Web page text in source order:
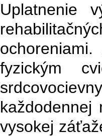
Uplatnenie
fyzickým
vysokej